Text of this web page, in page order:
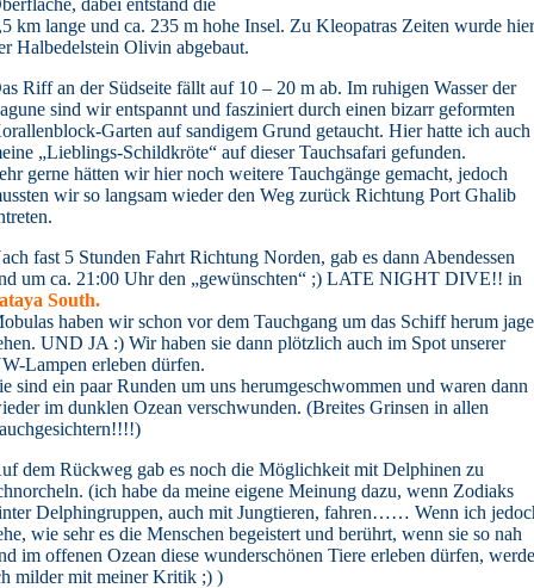
km lange und ca. 235 m hohe Insel. Zu Kleopatras Zeiten wurde
Halbedelstein Olivin abgebaut.
Riff an der Südseite fällt auf 10 – 20 m ab. Im ruhigen Wasser der
sind wir entspannt und fasziniert durch einen bizarr geformten
Garten auf sandigem Grund getaucht. Hier hatte ich auch
„Lieblings-Schildkröte“ auf dieser Tauchsafari gefunden.
gerne hätten wir hier noch weitere Tauchgänge gemacht, jedoch
wir so langsam wieder den Weg zurück Richtung Port Ghalib
fast 5 Stunden Fahrt Richtung Norden, gab es dann Abendessen
um ca. 21:00 Uhr den „gewünschten“ ;) LATE NIGHT DIVE!! in
South.
haben wir schon vor dem Tauchgang um das Schiff herum
UND JA :) Wir haben sie dann plötzlich auch im Spot unserer
Lampen erleben dürfen.
sind ein paar Runden um uns herumgeschwommen und waren dann
im dunklen Ozean verschwunden. (Breites Grinsen in allen
dem Rückweg gab es noch die Möglichkeit mit Delphinen zu
(ich habe da meine eigene Meinung dazu, wenn Zodiaks
Delphingruppen, auch mit Jungtieren, fahren…… Wenn ich
wie sehr es die Menschen begeistert und berührt, wenn sie so nah
im offenen Ozean diese wunderschönen Tiere erleben dürfen,
milder mit meiner Kritik ;) )